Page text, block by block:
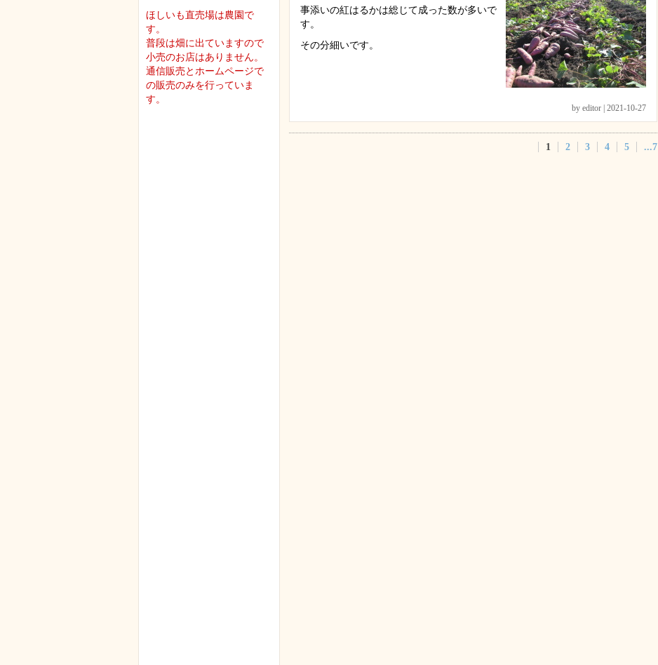
事添いの紅はるかは総じて成った数が多いで
す。
その分細いです。
by editor | 2021-10-27
1 2 3 4 5 ...7
ほしいも直売場は農園で
す。
普段は畑に出ていますので
小売のお店はありません。
通信販売とホームページで
の販売のみを行っていま
す。